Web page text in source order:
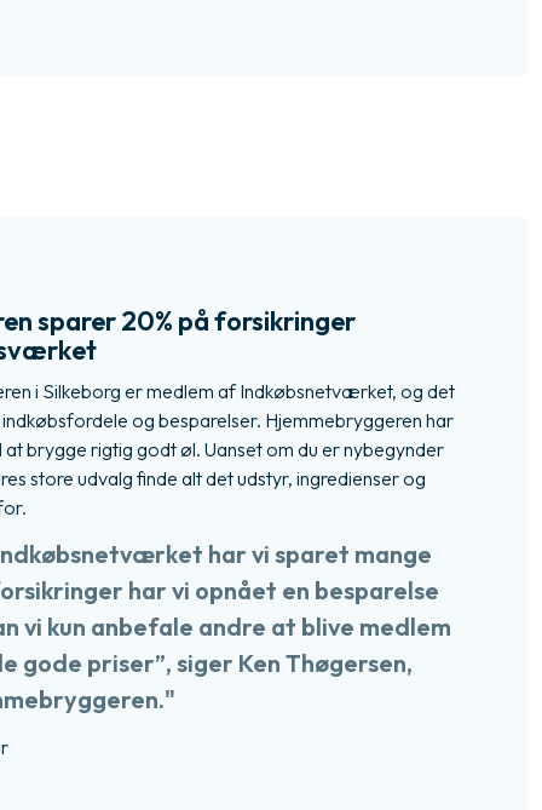
sparer 20% på forsikringer
i Silkeborg er medlem af Indkøbsnetværket, og det
og besparelser. Hjemmebryggeren har
at brygge rigtig godt øl. Uanset om du er nybegynder
store udvalg finde alt det udstyr, ingredienser og
har vi sparet mange
har vi opnået en besparelse
vi kun anbefale andre at blive medlem
gode priser”, siger Ken Thøgersen,